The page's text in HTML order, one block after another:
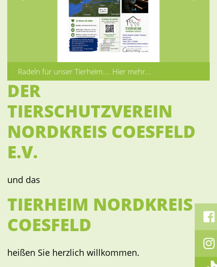
Radeln für unser Tierheim.... Hier mehr...
Previous
Next
DER
TIERSCHUTZVEREIN
NORDKREIS COESFELD
E.V.
und das
TIERHEIM NORDKREIS
COESFELD
heißen Sie herzlich willkommen.